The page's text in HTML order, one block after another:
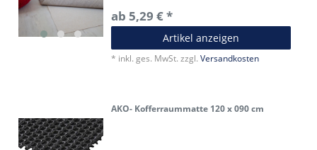
ab 5,29 € *
Artikel anzeigen
* inkl. ges. MwSt. zzgl.Versandkosten
AKO- Kofferraummatte 120 x 090 cm